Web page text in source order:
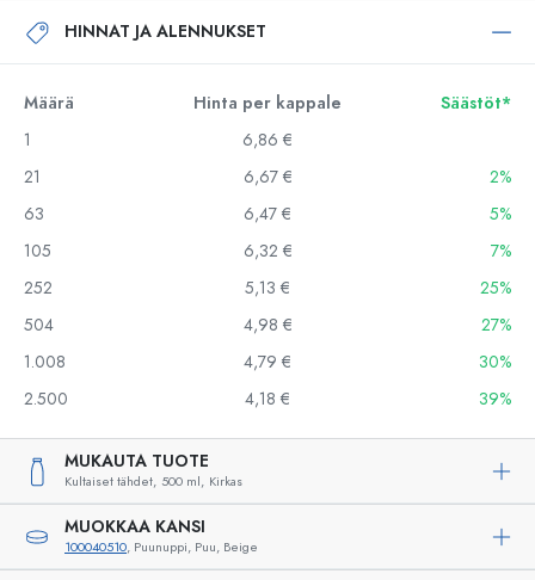
HINNAT JA ALENNUKSET
Määrä Hinta per kappale
Säästöt*
1
6,86 €
21
6,67 €
2%
63
6,47 €
5%
105
6,32 €
7%
252
5,13 €
25%
504
4,98 €
27%
1.008
4,79 €
30%
2.500
4,18 € 39%
MUKAUTA TUOTE
Kultaiset tähdet, 500 ml, Kirkas
MUOKKAA KANSI
100040510, Puunuppi, Puu, Beige